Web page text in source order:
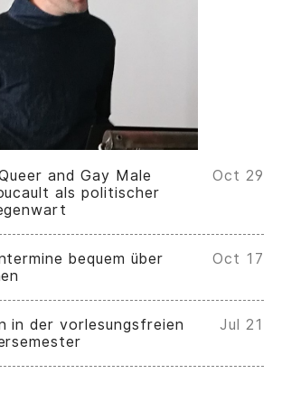
and Gay Male
als politischer
Oct 29
bequem über
Oct 17
in der vorlesungsfreien
Jul 21